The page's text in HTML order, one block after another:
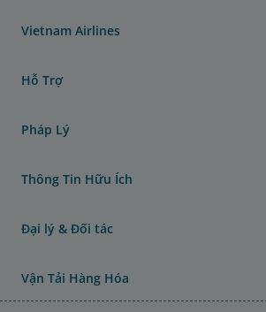
Vietnam Airlines
Hỗ Trợ
Pháp Lý
Thông Tin Hữu Ích
Đại lý & Đối tác
Vận Tải Hàng Hóa